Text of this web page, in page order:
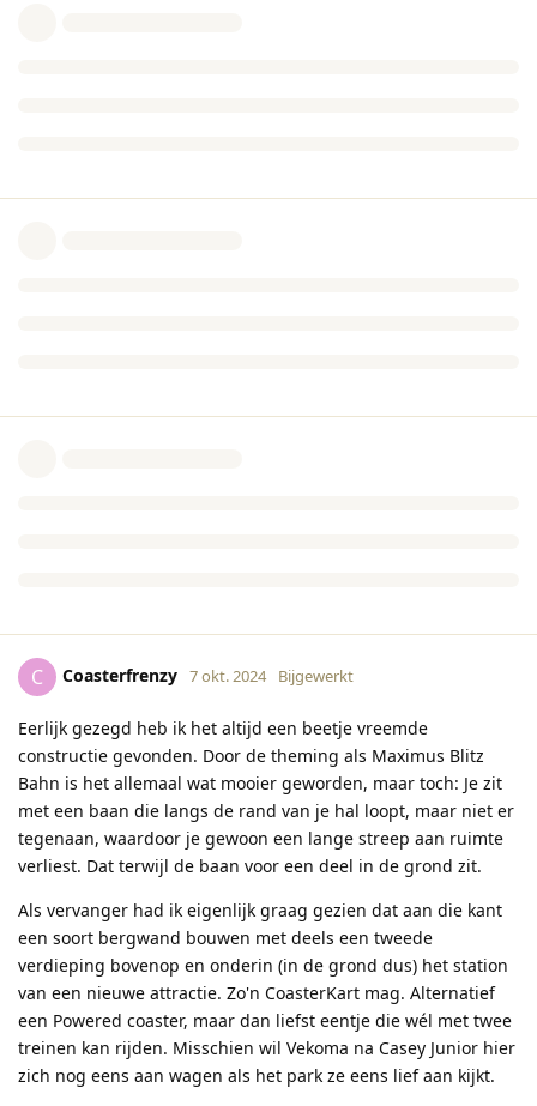
C Coasterfrenzy 7 okt. 2024 Bijgewerkt
Eerlijk gezegd heb ik het altijd een beetje vreemde
constructie gevonden. Door de theming als Maximus Blitz
Bahn is het allemaal wat mooier geworden, maar toch: Je zit
met een baan die langs de rand van je hal loopt, maar niet er
tegenaan, waardoor je gewoon een lange streep aan ruimte
verliest. Dat terwijl de baan voor een deel in de grond zit.
Als vervanger had ik eigenlijk graag gezien dat aan die kant
een soort bergwand bouwen met deels een tweede
verdieping bovenop en onderin (in de grond dus) het station
van een nieuwe attractie. Zo'n CoasterKart mag. Alternatief
een Powered coaster, maar dan liefst eentje die wél met twee
treinen kan rijden. Misschien wil Vekoma na Casey Junior hier
zich nog eens aan wagen als het park ze eens lief aan kijkt.